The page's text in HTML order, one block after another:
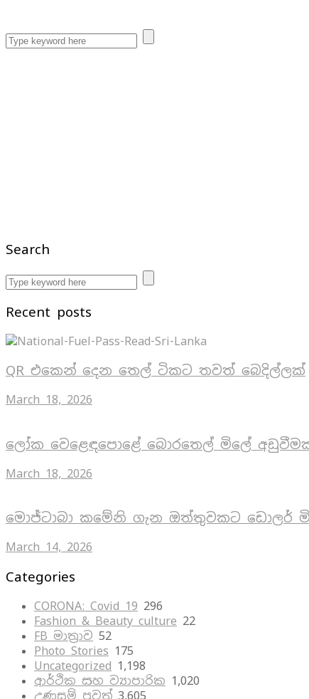
Search
Recent posts
QR එකෙන් දෙන තෙල් ටිකට තවත් බෙදිල්ලක්
March 18, 2026
ලෝක වෙළෙඳපොළේ බොරතෙල් මිලේ
March 18, 2026
මොජ්ටාබා කමේනි ගැන ඔත්තුවකට ඩොලර්
March 14, 2026
Categories
CORONA: Covid 19 296
Fashion & Beauty culture 22
FB මාත්‍රාව 52
Photo Stories 175
Uncategorized 1,198
ආර්ථික සහ ව්‍යාපාරික 1,020
උණුසුම් පුවත් 3,605